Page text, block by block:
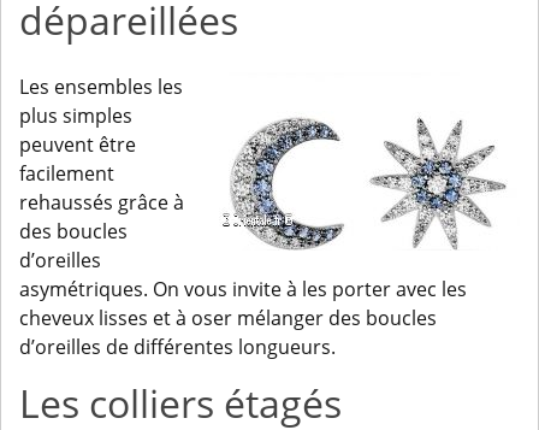
dépareillées
Les ensembles les
plus simples
peuvent être
facilement
rehaussés grâce à
des boucles
d’oreilles
asymétriques. On vous invite à les porter avec les
cheveux lisses et à oser mélanger des boucles
d’oreilles de différentes longueurs.
Les colliers étagés